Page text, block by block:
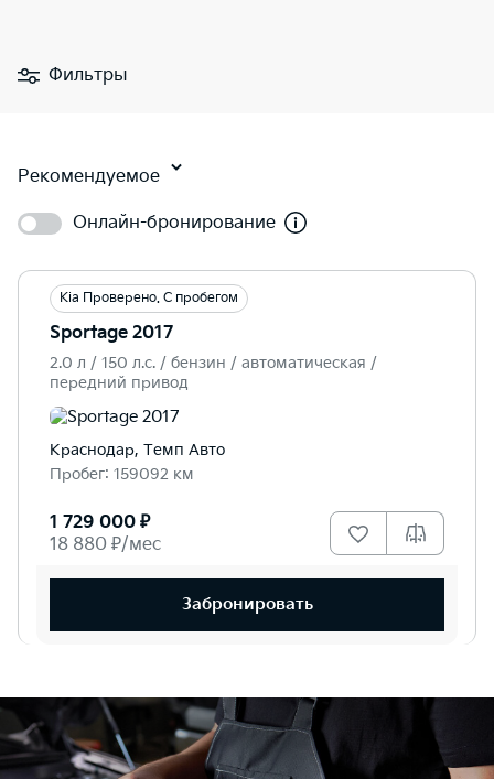
Фильтры
Рекомендуемое
Онлайн-бронирование
Kia Проверено. С пробегом
Sportage 2017
2.0 л / 150 л.c. / бензин / автоматическая /
передний привод
Краснодар, Темп Авто
Пробег: 159092 км
1 729 000 ₽
18 880 ₽/мес
Забронировать